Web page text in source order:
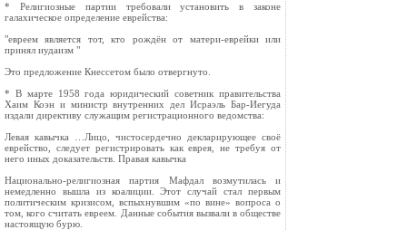
* Религиозные партии требовали установить в законе
галахическое определение еврейства:
"евреем является тот, кто рождён от матери-еврейки или
принял иудаизм "
Это предложение Кнессетом было отвергнуто.
* В марте 1958 года юридический советник правительства
Хаим Коэн и министр внутренних дел Исраэль Бар-Иегуда
издали директиву служащим регистрационного ведомства:
Левая кавычка …Лицо, чистосердечно декларирующее своё
еврейство, следует регистрировать как еврея, не требуя от
него иных доказательств. Правая кавычка
Национально-религиозная партия Мафдал возмутилась и
немедленно вышла из коалиции. Этот случай стал первым
политическим кризисом, вспыхнувшим «по вине» вопроса о
том, кого считать евреем. Данные события вызвали в обществе
настоящую бурю.